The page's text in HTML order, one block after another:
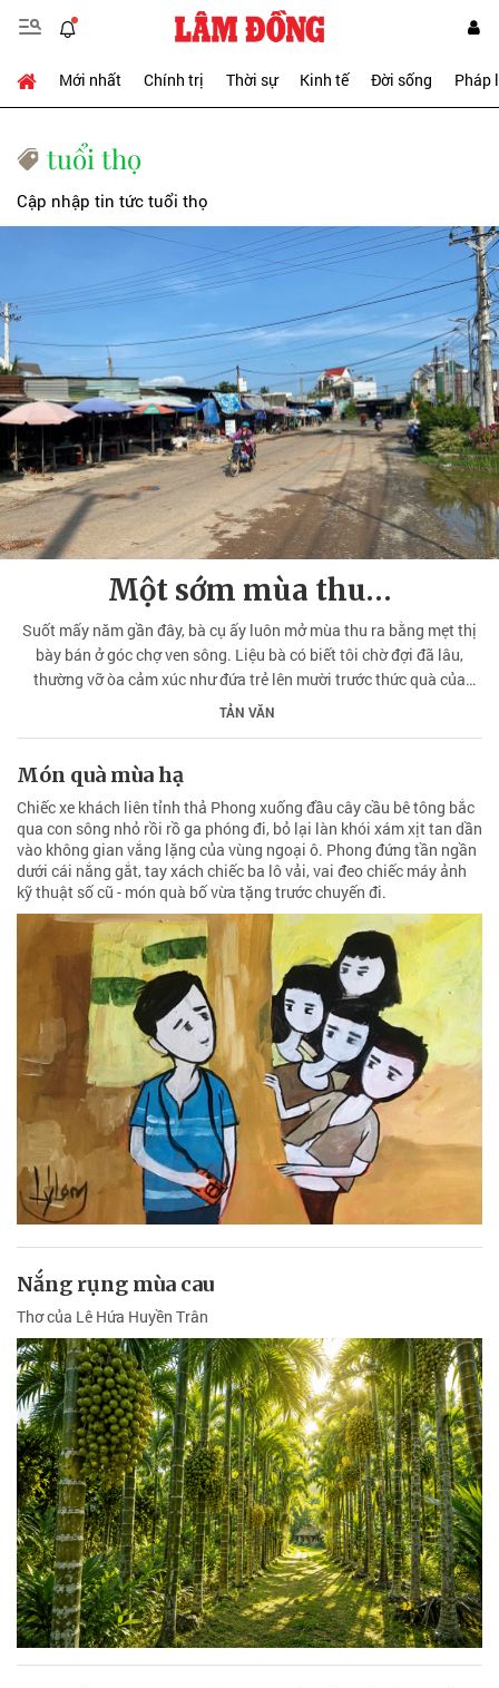
Mới nhất Chính trị Thời sự Kinh tế Đời sống Pháp
tuổi thọ
Cập nhập tin tức tuổi thọ
Một sớm mùa thu…
Suốt mấy năm gần đây, bà cụ ấy luôn mở mùa thu ra bằng mẹt thị
bày bán ở góc chợ ven sông. Liệu bà có biết tôi chờ đợi đã lâu,
thường vỡ òa cảm xúc như đứa trẻ lên mười trước thức quà của
mùa thu.
TẢN VĂN
Món quà mùa hạ
Chiếc xe khách liên tỉnh thả Phong xuống đầu cây cầu bê tông bắc
qua con sông nhỏ rồi rồ ga phóng đi, bỏ lại làn khói xám xịt tan dần
vào không gian vắng lặng của vùng ngoại ô. Phong đứng tần ngần
dưới cái nắng gắt, tay xách chiếc ba lô vải, vai đeo chiếc máy ảnh
kỹ thuật số cũ - món quà bố vừa tặng trước chuyến đi.
Nắng rụng mùa cau
Thơ của Lê Hứa Huyền Trân